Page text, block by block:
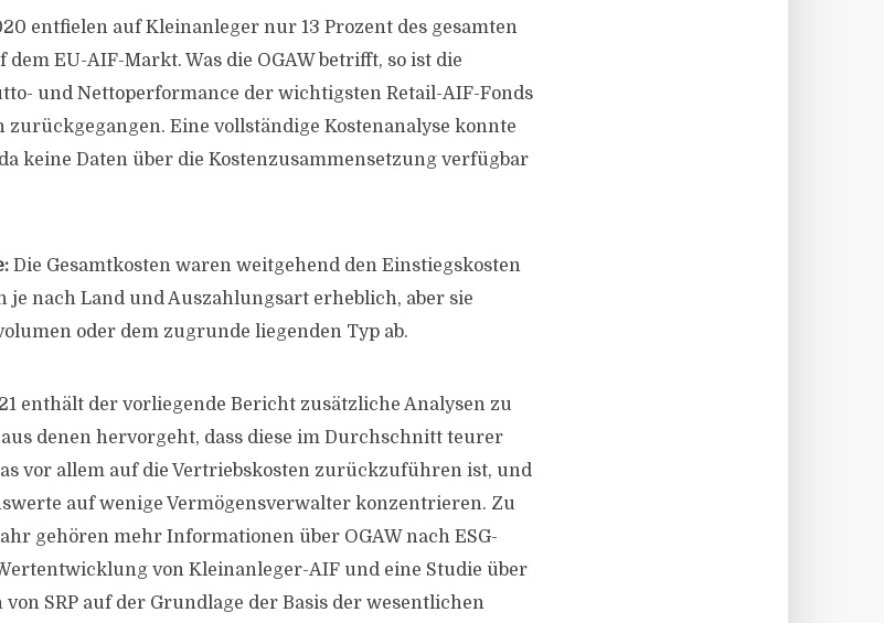
entfielen auf Kleinanleger nur 13 Prozent des gesamten
EU-AIF-Markt. Was die OGAW betrifft, so ist die
und Nettoperformance der wichtigsten Retail-AIF-Fonds
Eine vollständige Kostenanalyse konnte
keine Daten über die Kostenzusammensetzung verfügbar
Die Gesamtkosten waren weitgehend den Einstiegskosten
nach Land und Auszahlungsart erheblich, aber sie
oder dem zugrunde liegenden Typ ab.
enthält der vorliegende Bericht zusätzliche Analysen zu
denen hervorgeht, dass diese im Durchschnitt teurer
vor allem auf die Vertriebskosten zurückzuführen ist, und
auf wenige Vermögensverwalter konzentrieren. Zu
gehören mehr Informationen über OGAW nach ESG-
von Kleinanleger-AIF und eine Studie über
SRP auf der Grundlage der Basis der wesentlichen